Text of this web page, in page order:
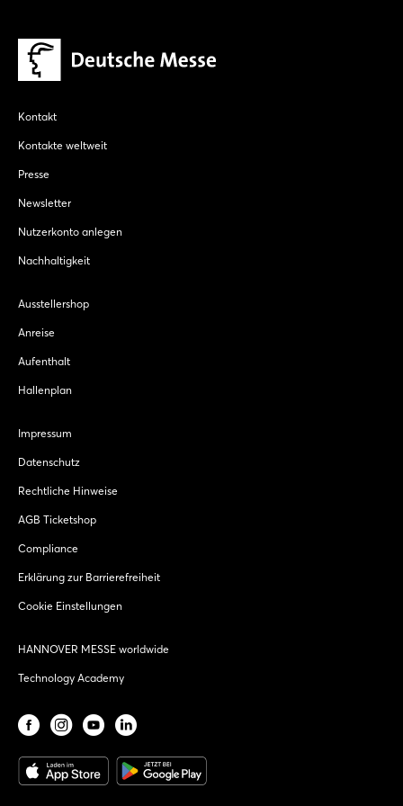
Kontakt
Kontakte weltweit
Presse
Newsletter
Nutzerkonto anlegen
Nachhaltigkeit
Ausstellershop
Anreise
Aufenthalt
Hallenplan
Impressum
Datenschutz
Rechtliche Hinweise
AGB Ticketshop
Compliance
Erklärung zur Barrierefreiheit
Cookie Einstellungen
HANNOVER MESSE worldwide
Technology Academy